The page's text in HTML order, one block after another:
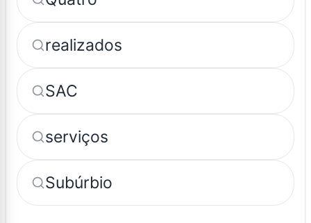
realizados
SAC
serviços
Subúrbio